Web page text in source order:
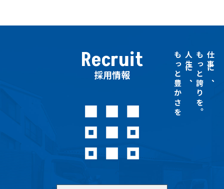
Recruit
採用情報 仕事に、
もっと誇りを。
人生に、
もっと豊かさを